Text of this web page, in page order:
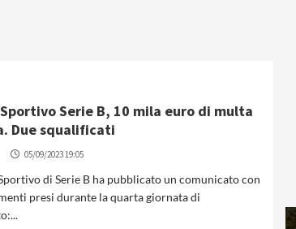
Serie B, 10 mila euro di multa
Due squalificati
05/09/2023 19:05
di Serie B ha pubblicato un comunicato con
presi durante la quarta giornata di